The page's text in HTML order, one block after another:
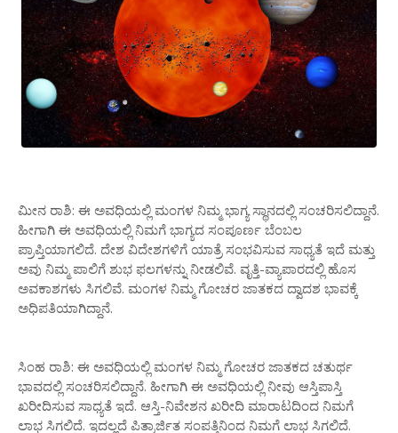
ಮೀನ ರಾಶಿ: ಈ ಅವಧಿಯಲ್ಲಿ ಮಂಗಳ ನಿಮ್ಮ ಭಾಗ್ಯ ಸ್ಥಾನದಲ್ಲಿ ಸಂಚರಿಸಲಿದ್ದಾನೆ.
ಹೀಗಾಗಿ ಈ ಅವಧಿಯಲ್ಲಿ ನಿಮಗೆ ಭಾಗ್ಯದ ಸಂಪೂರ್ಣ ಬೆಂಬಲ
ಪ್ರಾಪ್ತಿಯಾಗಲಿದೆ. ದೇಶ ವಿದೇಶಗಳಿಗೆ ಯಾತ್ರೆ ಸಂಭವಿಸುವ ಸಾಧ್ಯತೆ ಇದೆ ಮತ್ತು
ಅವು ನಿಮ್ಮ ಪಾಲಿಗೆ ಶುಭ ಫಲಗಳನ್ನು ನೀಡಲಿವೆ. ವೃತ್ತಿ-ವ್ಯಾಪಾರದಲ್ಲಿ ಹೊಸ
ಅವಕಾಶಗಳು ಸಿಗಲಿವೆ. ಮಂಗಳ ನಿಮ್ಮ ಗೋಚರ ಜಾತಕದ ದ್ವಾದಶ ಭಾವಕ್ಕೆ
ಅಧಿಪತಿಯಾಗಿದ್ದಾನೆ.
ಸಿಂಹ ರಾಶಿ: ಈ ಅವಧಿಯಲ್ಲಿ ಮಂಗಳ ನಿಮ್ಮ ಗೋಚರ ಜಾತಕದ ಚತುರ್ಥ
ಭಾವದಲ್ಲಿ ಸಂಚರಿಸಲಿದ್ದಾನೆ. ಹೀಗಾಗಿ ಈ ಅವಧಿಯಲ್ಲಿ ನೀವು ಆಸ್ತಿಪಾಸ್ತಿ
ಖರೀದಿಸುವ ಸಾಧ್ಯತೆ ಇದೆ. ಆಸ್ತಿ-ನಿವೇಶನ ಖರೀದಿ ಮಾರಾಟದಿಂದ ನಿಮಗೆ
ಲಾಭ ಸಿಗಲಿದೆ. ಇದಲ್ಲದೆ ಪಿತ್ರಾರ್ಜಿತ ಸಂಪತ್ತಿನಿಂದ ನಿಮಗೆ ಲಾಭ ಸಿಗಲಿದೆ.